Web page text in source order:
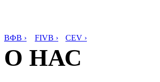
ВФВ › FIVB › CEV ›
О НАС